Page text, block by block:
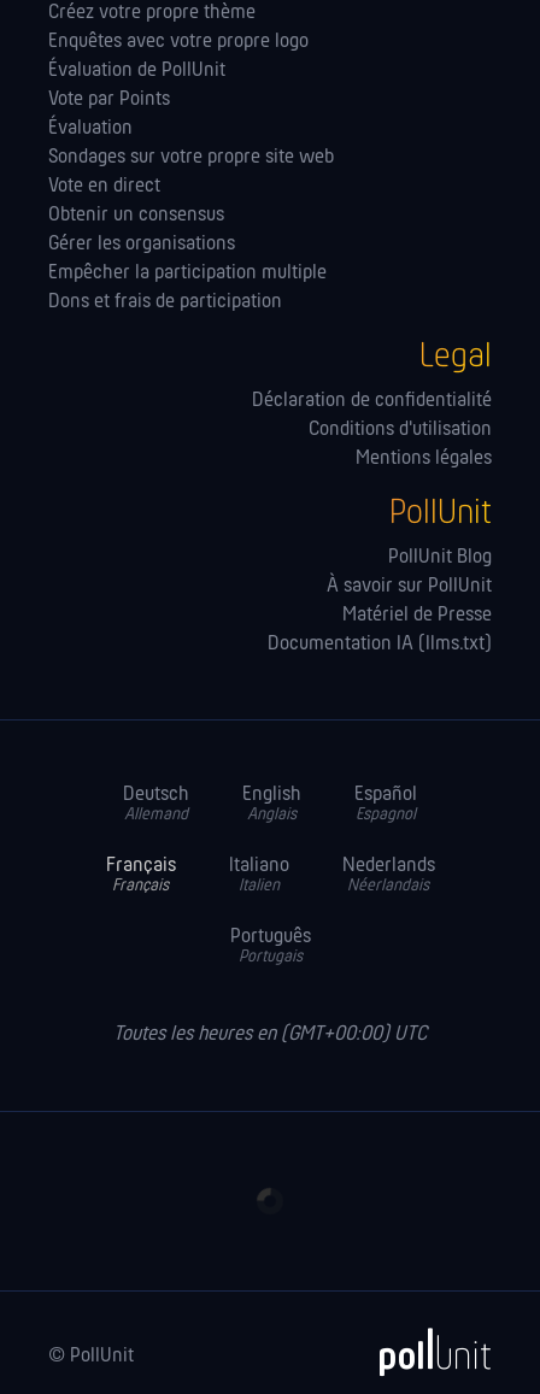
Créez votre propre thème
Enquêtes avec votre propre logo
Évaluation de PollUnit
Vote par Points
Évaluation
Sondages sur votre propre site web
Vote en direct
Obtenir un consensus
Gérer les orga­nisations
Empêcher la participation multiple
Dons et frais de participation
Legal
Déclaration de confidentialité
Conditions d'utilisation
Mentions légales
PollUnit
PollUnit Blog
À savoir sur PollUnit
Matériel de Presse
Documentation IA (llms.txt)
Deutsch
Allemand
English
Anglais
Español
Espagnol
Français
Français
Italiano
Italien
Nederlands
Néerlandais
Português
Portugais
Toutes les heures en (GMT+00:00) UTC
© PollUnit